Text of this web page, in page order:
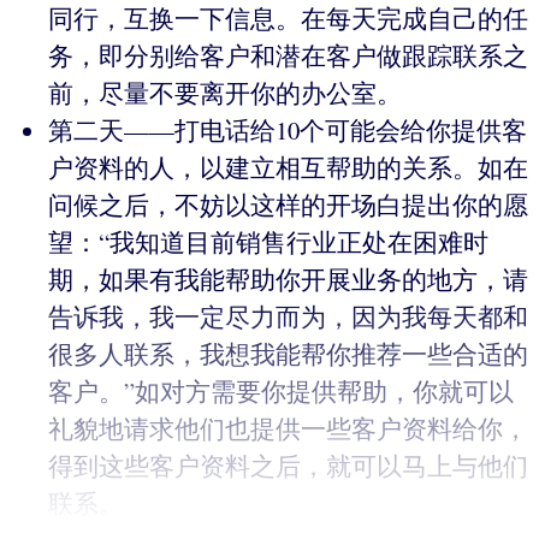
同行，互换一下信息。在每天完成自己的任
务，即分别给客户和潜在客户做跟踪联系之
前，尽量不要离开你的办公室。
第二天——打电话给10个可能会给你提供客
户资料的人，以建立相互帮助的关系。如在
问候之后，不妨以这样的开场白提出你的愿
望：“我知道目前销售行业正处在困难时
期，如果有我能帮助你开展业务的地方，请
告诉我，我一定尽力而为，因为我每天都和
很多人联系，我想我能帮你推荐一些合适的
客户。”如对方需要你提供帮助，你就可以
礼貌地请求他们也提供一些客户资料给你，
得到这些客户资料之后，就可以马上与他们
联系。